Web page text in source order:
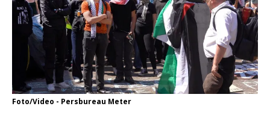
Foto/Video - Persbureau Meter